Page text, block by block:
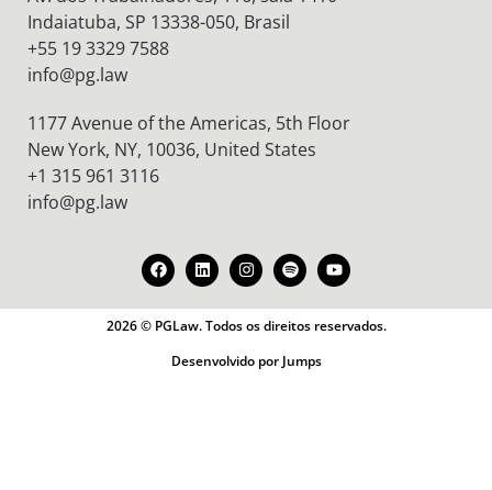
Indaiatuba, SP 13338-050, Brasil
+55 19 3329 7588
info@pg.law
1177 Avenue of the Americas, 5th Floor
New York, NY, 10036, United States
+1 315 961 3116
info@pg.law
2026 © PGLaw. Todos os direitos reservados.
Desenvolvido por Jumps